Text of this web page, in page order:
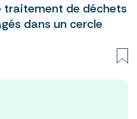
traitement de déchets
dans un cercle